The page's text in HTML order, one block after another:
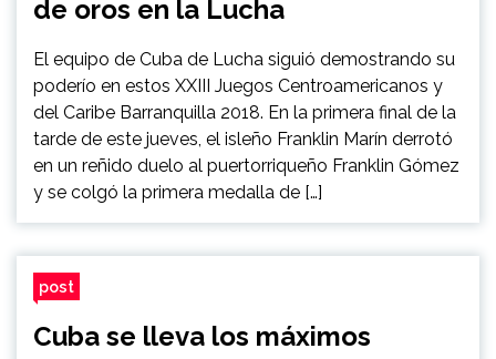
de oros en la Lucha
El equipo de Cuba de Lucha siguió demostrando su
poderío en estos XXIII Juegos Centroamericanos y
del Caribe Barranquilla 2018. En la primera final de la
tarde de este jueves, el isleño Franklin Marín derrotó
en un reñido duelo al puertorriqueño Franklin Gómez
y se colgó la primera medalla de […]
post
Cuba se lleva los máximos